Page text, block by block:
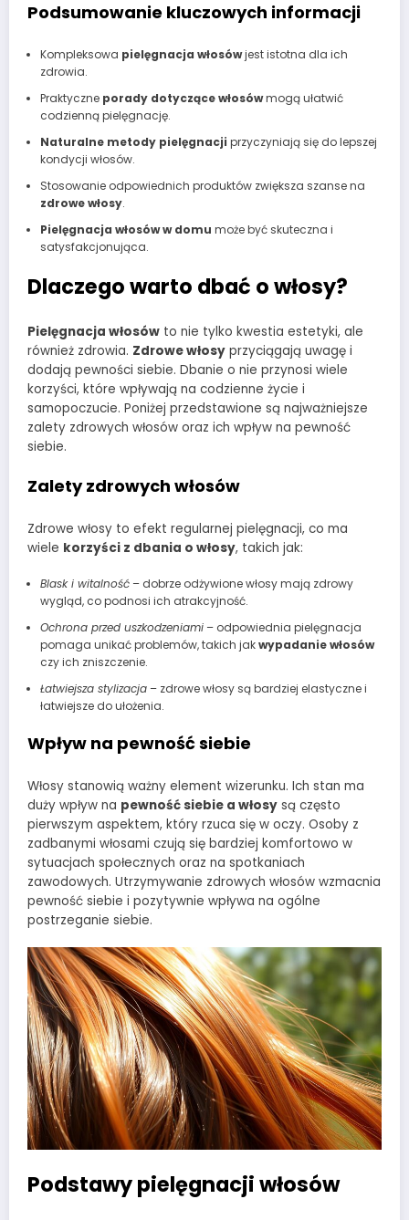
Podsumowanie kluczowych informacji
Kompleksowa pielęgnacja włosówjest istotna dla ich
zdrowia.
Praktyczne porady dotyczące włosówmogą ułatwić
codzienną pielęgnację.
Naturalne metody pielęgnacji przyczyniają się do lepszej
kondycji włosów.
Stosowanie odpowiednich produktów zwiększa szanse na
zdrowe włosy.
Pielęgnacja włosów w domu może być skuteczna i
satysfakcjonująca.
Dlaczego warto dbać o włosy?
Pielęgnacja włosów to nie tylko kwestia estetyki, ale
również zdrowia. Zdrowe włosy przyciągają uwagę i
dodają pewności siebie. Dbanie o nie przynosi wiele
korzyści, które wpływają na codzienne życie i
samopoczucie. Poniżej przedstawione są najważniejsze
zalety zdrowych włosów oraz ich wpływ na pewność
siebie.
Zalety zdrowych włosów
Zdrowe włosy to efekt regularnej pielęgnacji, co ma
wiele korzyści z dbania o włosy, takich jak:
Blask i witalność– dobrze odżywione włosy mają zdrowy
wygląd, co podnosi ich atrakcyjność.
Ochrona przed uszkodzeniami– odpowiednia pielęgnacja
pomaga unikać problemów, takich jakwypadanie włosów
czy ich zniszczenie.
Łatwiejsza stylizacja– zdrowe włosy są bardziej elastyczne i
łatwiejsze do ułożenia.
Wpływ na pewność siebie
Włosy stanowią ważny element wizerunku. Ich stan ma
duży wpływ na pewność siebie a włosy są często
pierwszym aspektem, który rzuca się w oczy. Osoby z
zadbanymi włosami czują się bardziej komfortowo w
sytuacjach społecznych oraz na spotkaniach
zawodowych. Utrzymywanie zdrowych włosów wzmacnia
pewność siebie i pozytywnie wpływa na ogólne
postrzeganie siebie.
Podstawy pielęgnacji włosów